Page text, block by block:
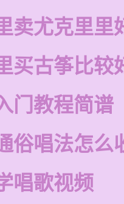
卖尤克里里
买古筝比较
门教程简谱
俗唱法怎么
唱歌视频